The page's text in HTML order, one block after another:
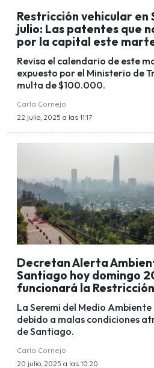
Restricción vehicular en
julio: Las patentes que
por la capital este
Revisa el calendario de este
expuesto por el Ministerio de
multa de $100.000.
Carla Cornejo
22 julio, 2025 a las 11:17
Decretan Alerta
Santiago hoy domingo
funcionará la
La Seremi del Medio
debido a malas condiciones
de Santiago.
Carla Cornejo
20 julio, 2025 a las 10:20